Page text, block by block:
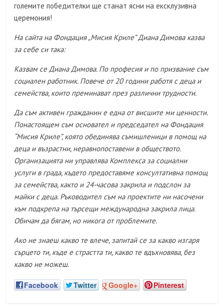
големите победителки ще станат ясни на ексклузивна
церемония!
На сайта на Фондация „Мисия Криле” Диана Димова казва
за себе си така:
Казвам се Диана Димова. По професия и по призвание съм
социален работник. Повече от 20 години работя с деца и
семейства, които преминават през различни трудности.
Да съм активен гражданин е една от висшите ми ценности.
Понастоящем съм основател и председател на Фондация
“Мисия Криле”, която обединява съмишленици в помощ на
деца и възрастни, неравнопоставени в обществото.
Организацията ни управлява Комплекса за социални
услуги в града, където предоставяме консултативна помощ
за семейства, както и 24-часова закрила и подслон за
майки с деца. Ръководител съм на проектите ни насочени
към подкрепа на търсещи международна закрила лица.
Обичам да бягам, но никога от проблемите.
Ако не знаеш какво те влече, запитай се за какво изгаря
сърцето ти, къде е страстта ти, какво те вдъхновява, без
какво не можеш.
Facebook Twitter Google+ Pinterest